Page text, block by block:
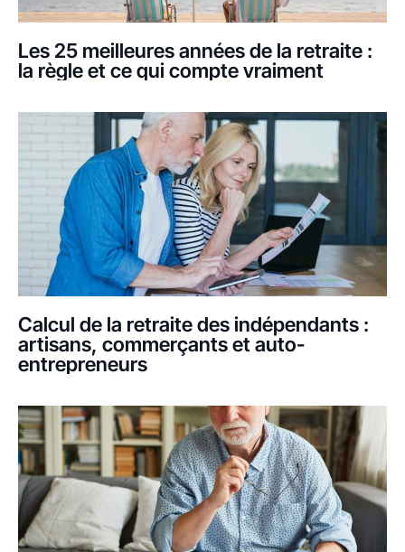
Les 25 meilleures années de la retraite :
la règle et ce qui compte vraiment
Calcul de la retraite des indépendants :
artisans, commerçants et auto-
entrepreneurs